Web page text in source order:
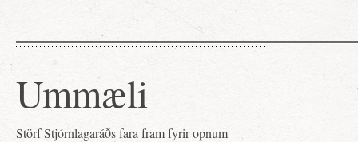
Ummæli
Störf Stjórnlagaráðs fara fram fyrir opnum